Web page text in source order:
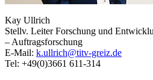
Kay Ullrich
Stellv. Leiter Forschung und
– Auftragsforschung
E-Mail: k.ullrich@titv-greiz.de
Tel: +49(0)3661 611-314